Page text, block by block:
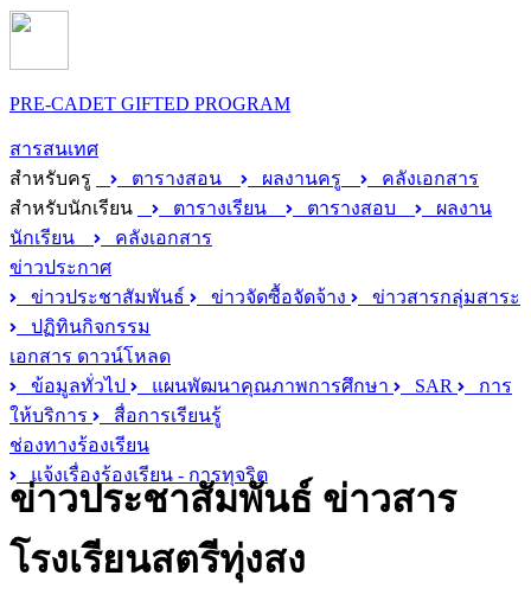
PRE-CADET GIFTED PROGRAM
สารสนเทศ
สำหรับครู
ตารางสอน ผลงานครู
คลังเอกสาร
สำหรับนักเรียน
ตารางเรียน ตารางสอบ
ผลงาน
นักเรียน
คลังเอกสาร
ข่าวประกาศ
ข่าวประชาสัมพันธ์
ข่าวจัดซื้อจัดจ้าง
ข่าวสารกลุ่มสาระ
ปฏิทินกิจกรรม
เอกสาร ดาวน์โหลด
ข้อมูลทั่วไป
แผนพัฒนาคุณภาพการศึกษา SAR
การ
ให้บริการ
สื่อการเรียนรู้
ช่องทางร้องเรียน
แจ้งเรื่องร้องเรียน - การทุจริต
ข่าวประชาสัมพันธ์ ข่าวสาร
โรงเรียนสตรีทุ่งสง